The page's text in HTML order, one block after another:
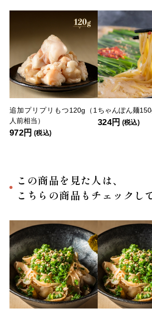
追加プリプリもつ120g（1
人前相当）
972円 (税込)
ちゃんぽん麺
324円 (税込)
この商品を見た人は、
こちらの商品もチェックし